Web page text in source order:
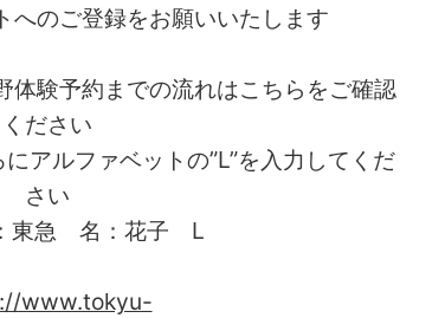
へのご登録をお願いいたします
体験予約までの流れはこちらをご確認
ください
アルファベットの”L”を入力してくだ
さい
急 名：花子 L
www.tokyu-